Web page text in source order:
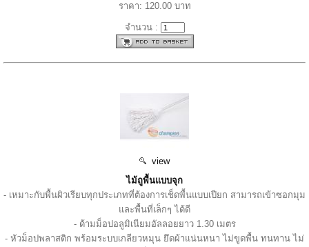
ราคา: 120.00 บาท
จำนวน :
view
ไม้ถูพื้นแบบจุก
- เหมาะกับพื้นผิวเรียบทุกประเภทที่ต้องการเช็ดพื้นแบบเปียก สามารถเข้าซอกมุม
และพื้นที่เล็กๆ ได้ดี
- ด้ามม็อปอลูมิเนียมอัลลอยยาว 1.30 เมตร
- หัวม็อปพลาสติก พร้อมระบบเกลียวหมุน ยึดผ้าแน่นหนา ไม่ขูดพื้น ทนทาน ไม่